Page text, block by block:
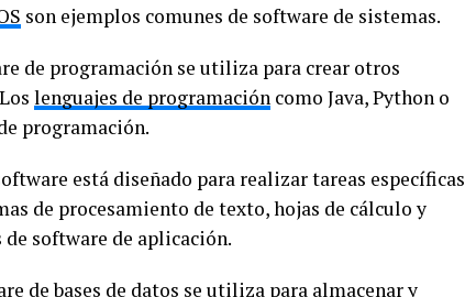
son ejemplos comunes de software de sistemas.
de programación se utiliza para crear otros
lenguajes de programación como Java, Python o
programación.
está diseñado para realizar tareas específicas
de procesamiento de texto, hojas de cálculo y
de software de aplicación.
de bases de datos se utiliza para almacenar y